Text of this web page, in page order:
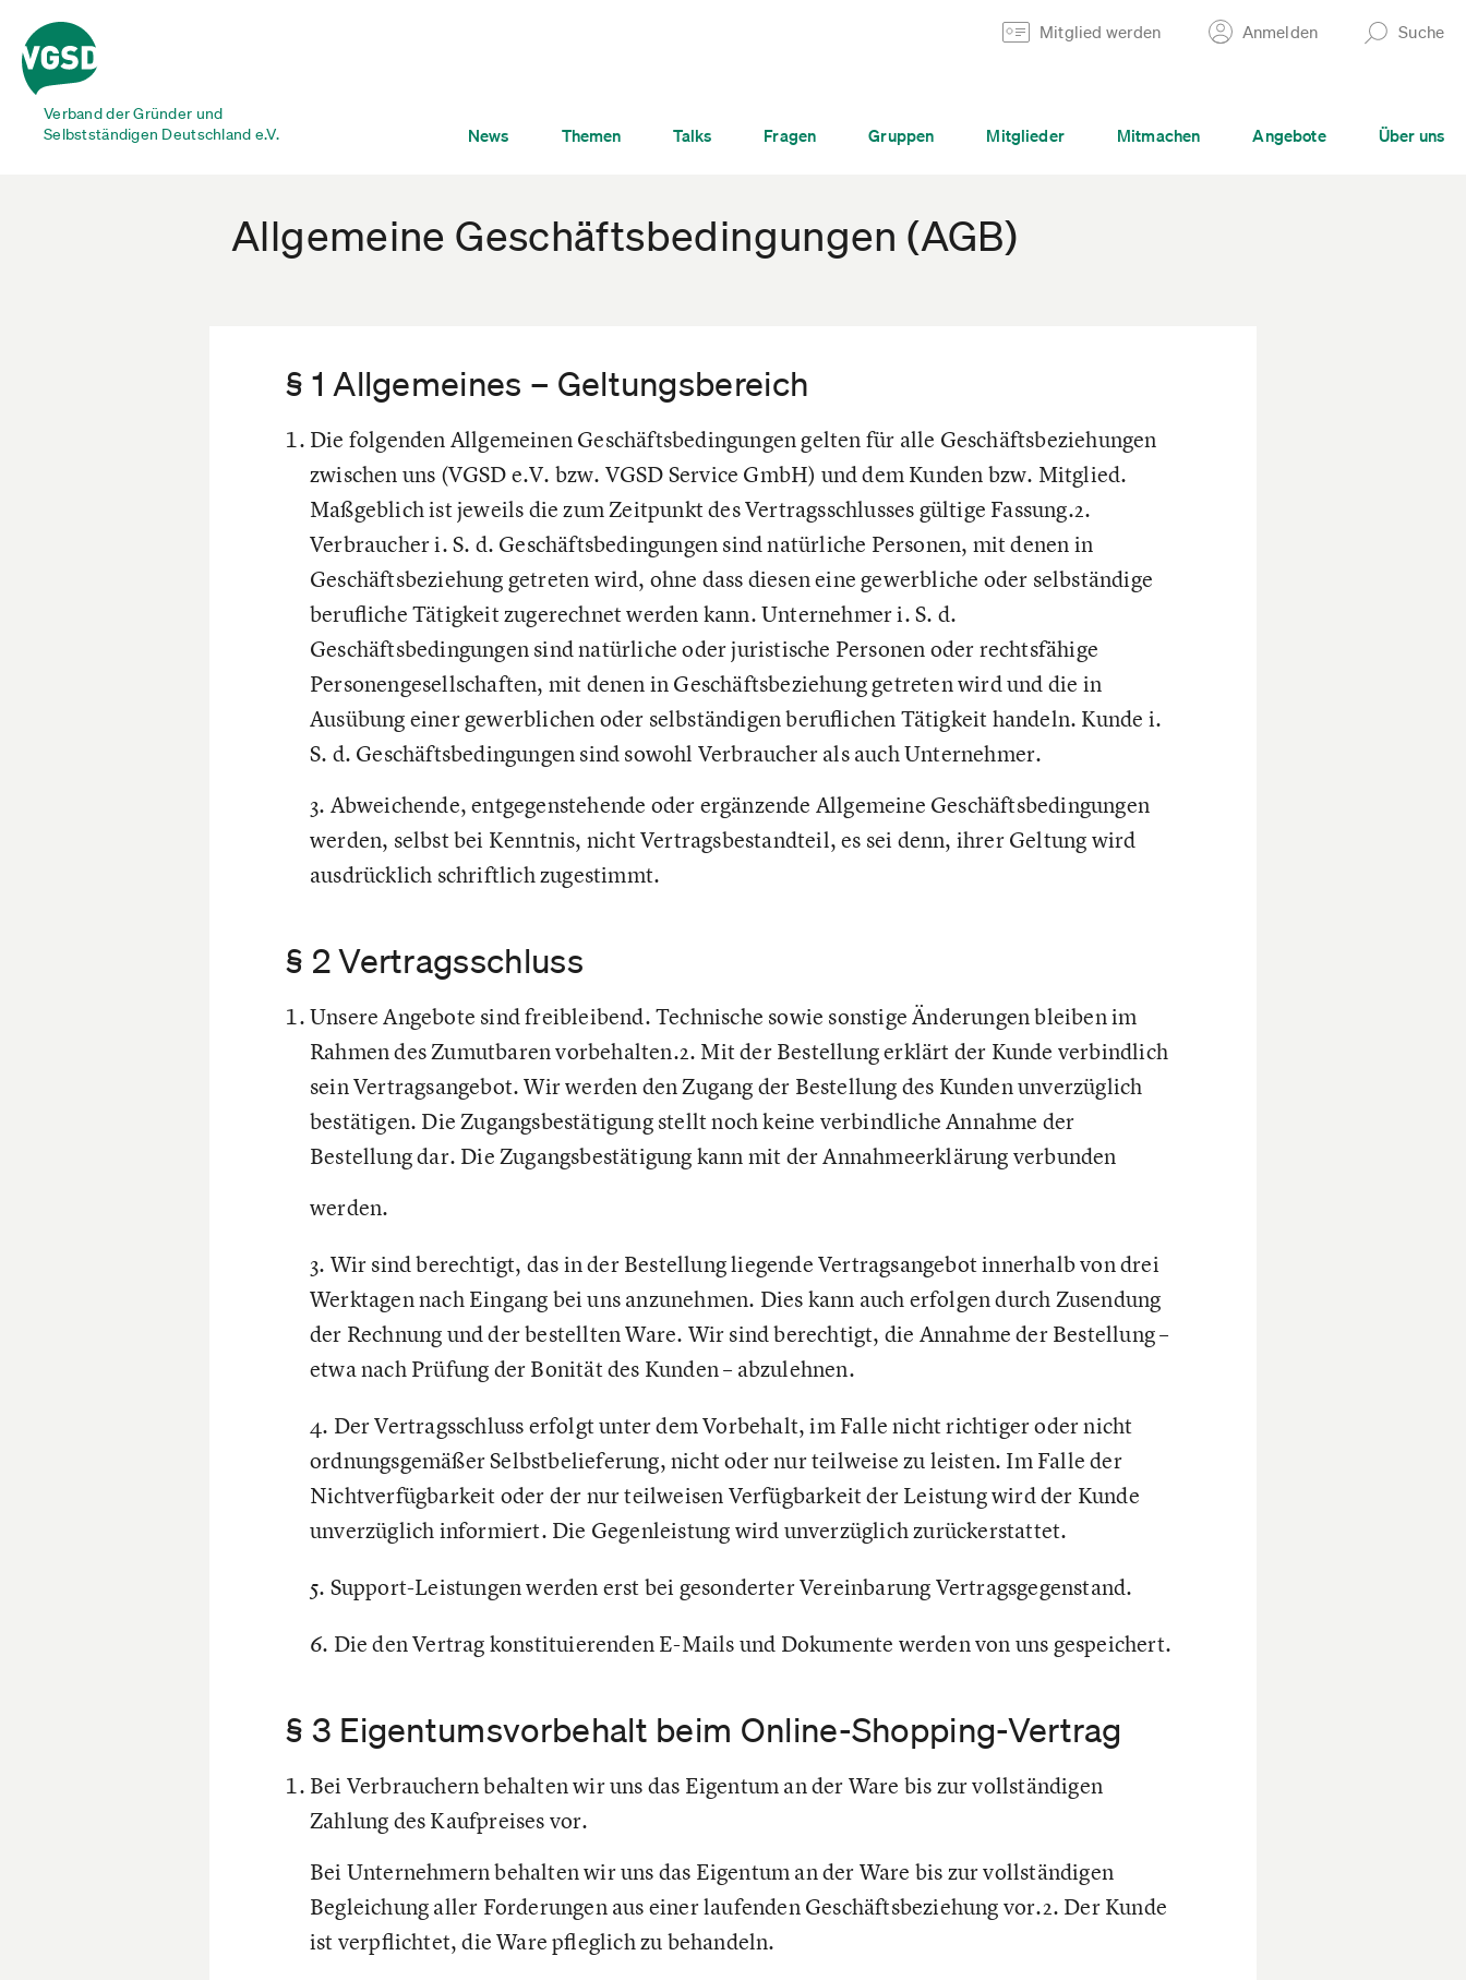
Verband der Gründer und
Selbstständigen Deutschland e.V.
Mitglied werden Anmelden Suche
News Themen Talks Fragen Gruppen Mitglieder Mitmachen Angebote Über uns
Allgemeine Geschäftsbedingungen (AGB)
§ 1 Allgemeines – Geltungsbereich
Die folgenden Allgemeinen Geschäftsbedingungen gelten für alle Geschäftsbeziehungen
zwischen uns (VGSD e.V. bzw. VGSD Service GmbH) und dem Kunden bzw. Mitglied.
Maßgeblich ist jeweils die zum Zeitpunkt des Vertragsschlusses gültige Fassung.2.
Verbraucher i. S. d. Geschäftsbedingungen sind natürliche Personen, mit denen in
Geschäftsbeziehung getreten wird, ohne dass diesen eine gewerbliche oder selbständige
berufliche Tätigkeit zugerechnet werden kann. Unternehmer i. S. d.
Geschäftsbedingungen sind natürliche oder juristische Personen oder rechtsfähige
Personengesellschaften, mit denen in Geschäftsbeziehung getreten wird und die in
Ausübung einer gewerblichen oder selbständigen beruflichen Tätigkeit handeln. Kunde i.
S. d. Geschäftsbedingungen sind sowohl Verbraucher als auch Unternehmer.
3. Abweichende, entgegenstehende oder ergänzende Allgemeine Geschäftsbedingungen
werden, selbst bei Kenntnis, nicht Vertragsbestandteil, es sei denn, ihrer Geltung wird
ausdrücklich schriftlich zugestimmt.
§ 2 Vertragsschluss
Unsere Angebote sind freibleibend. Technische sowie sonstige Änderungen bleiben im
Rahmen des Zumutbaren vorbehalten.2. Mit der Bestellung erklärt der Kunde verbindlich
sein Vertragsangebot. Wir werden den Zugang der Bestellung des Kunden unverzüglich
bestätigen. Die Zugangsbestätigung stellt noch keine verbindliche Annahme der
Bestellung dar. Die Zugangsbestätigung kann mit der Annahmeerklärung verbunden
werden.
3. Wir sind berechtigt, das in der Bestellung liegende Vertragsangebot innerhalb von drei
Werktagen nach Eingang bei uns anzunehmen. Dies kann auch erfolgen durch Zusendung
der Rechnung und der bestellten Ware. Wir sind berechtigt, die Annahme der Bestellung –
etwa nach Prüfung der Bonität des Kunden – abzulehnen.
4. Der Vertragsschluss erfolgt unter dem Vorbehalt, im Falle nicht richtiger oder nicht
ordnungsgemäßer Selbstbelieferung, nicht oder nur teilweise zu leisten. Im Falle der
Nichtverfügbarkeit oder der nur teilweisen Verfügbarkeit der Leistung wird der Kunde
unverzüglich informiert. Die Gegenleistung wird unverzüglich zurückerstattet.
5. Support-Leistungen werden erst bei gesonderter Vereinbarung Vertragsgegenstand.
6. Die den Vertrag konstituierenden E-Mails und Dokumente werden von uns gespeichert.
§ 3 Eigentumsvorbehalt beim Online-Shopping-Vertrag
Bei Verbrauchern behalten wir uns das Eigentum an der Ware bis zur vollständigen
Zahlung des Kaufpreises vor.
Bei Unternehmern behalten wir uns das Eigentum an der Ware bis zur vollständigen
Begleichung aller Forderungen aus einer laufenden Geschäftsbeziehung vor.2. Der Kunde
ist verpflichtet, die Ware pfleglich zu behandeln.